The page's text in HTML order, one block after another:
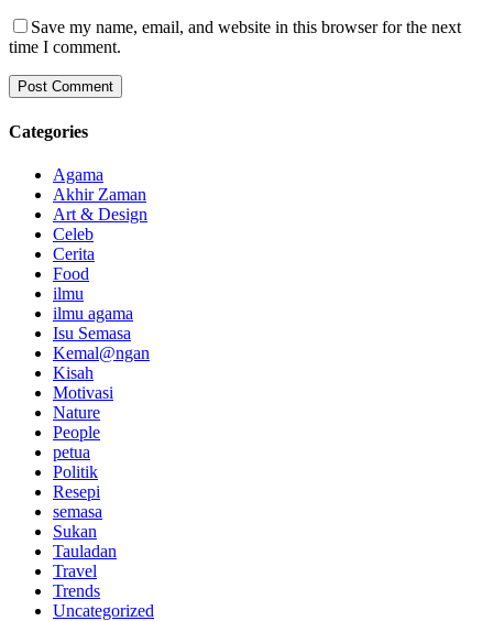
Save my name, email, and website in this browser for the next
time I comment.
Categories
Agama
Akhir Zaman
Art & Design
Celeb
Cerita
Food
ilmu
ilmu agama
Isu Semasa
Kemal@ngan
Kisah
Motivasi
Nature
People
petua
Politik
Resepi
semasa
Sukan
Tauladan
Travel
Trends
Uncategorized